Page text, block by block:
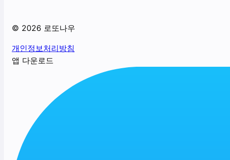
© 2026 로또나우
개인정보처리방침
앱 다운로드